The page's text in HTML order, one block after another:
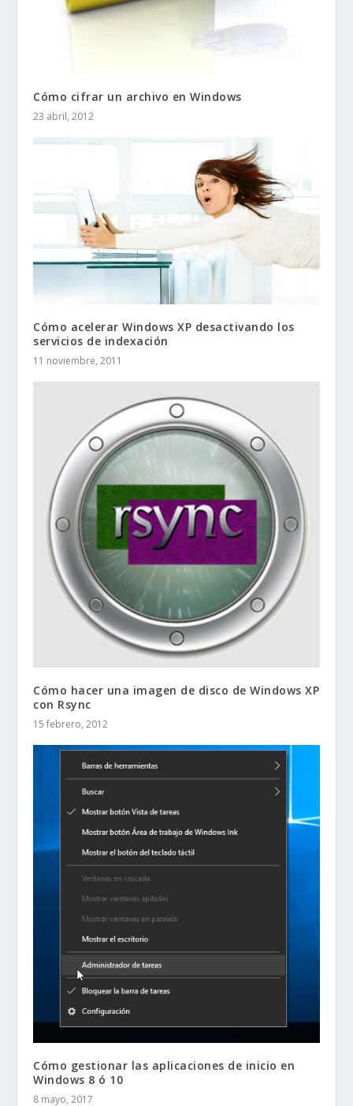
Cómo cifrar un archivo en Windows
23 abril, 2012
Cómo acelerar Windows XP desactivando los
servicios de indexación
11 noviembre, 2011
Cómo hacer una imagen de disco de Windows XP
con Rsync
15 febrero, 2012
Cómo gestionar las aplicaciones de inicio en
Windows 8 ó 10
8 mayo, 2017